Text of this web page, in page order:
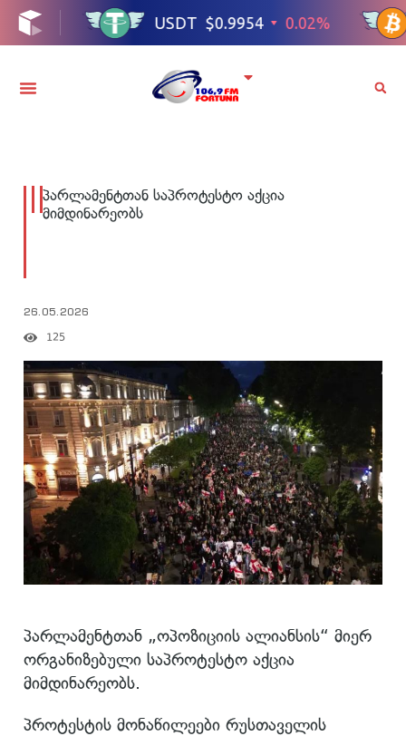
პარლამენტთან საპროტესტო აქცია
მიმდინარეობს
26.05.2026
125
პარლამენტთან „ოპოზიციის ალიანსის“ მიერ
ორგანიზებული საპროტესტო აქცია
მიმდინარეობს.
პროტესტის მონაწილეები რუსთაველის